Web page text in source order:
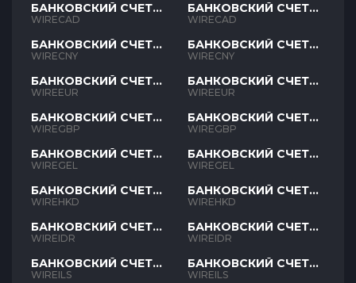
БАНКОВСКИЙ СЧЕТ
CAD
WIRECAD
БАНКОВСКИЙ СЧЕТ
CNY
WIRECNY
БАНКОВСКИЙ СЧЕТ
EUR
WIREEUR
БАНКОВСКИЙ СЧЕТ
GBP
WIREGBP
БАНКОВСКИЙ СЧЕТ
GEL
WIREGEL
БАНКОВСКИЙ СЧЕТ
HKD
WIREHKD
БАНКОВСКИЙ СЧЕТ
IDR
WIREIDR
БАНКОВСКИЙ СЧЕТ
ILS
WIREILS
БАНКОВСКИЙ СЧЕТ
CAD
WIRECAD
БАНКОВСКИЙ СЧЕТ
CNY
WIRECNY
БАНКОВСКИЙ СЧЕТ
EUR
WIREEUR
БАНКОВСКИЙ СЧЕТ
GBP
WIREGBP
БАНКОВСКИЙ СЧЕТ
GEL
WIREGEL
БАНКОВСКИЙ СЧЕТ
HKD
WIREHKD
БАНКОВСКИЙ СЧЕТ
IDR
WIREIDR
БАНКОВСКИЙ СЧЕТ
ILS
WIREILS